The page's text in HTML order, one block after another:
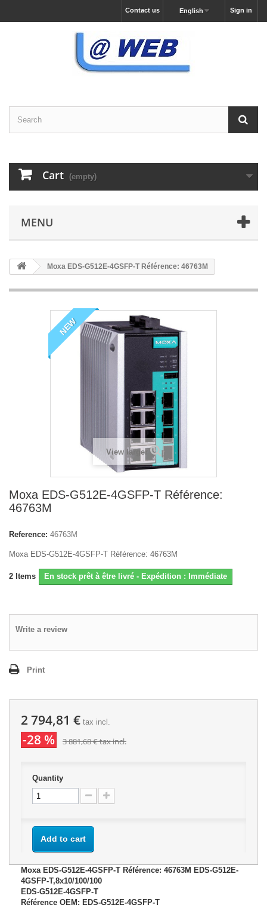
Sign in
English
Contact us
Cart (empty)
MENU
Moxa EDS-G512E-4GSFP-T Référence: 46763M
NEW
View larger
Moxa EDS-G512E-4GSFP-T Référence:
46763M
Reference: 46763M
Moxa EDS-G512E-4GSFP-T Référence: 46763M
2 Items En stock prêt à être livré - Expédition : Immédiate
Write a review
Print
2 794,81 € tax incl.
-28 % 3 881,68 €tax incl.
Quantity
Add to cart
Moxa EDS-G512E-4GSFP-T Référence: 46763M EDS-G512E-
4GSFP-T,8x10/100/100
EDS-G512E-4GSFP-T
Référence OEM: EDS-G512E-4GSFP-T